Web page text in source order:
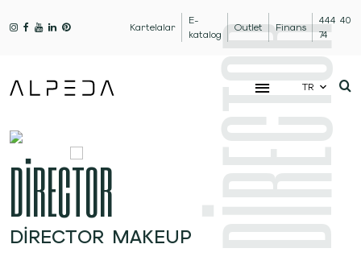
Kartelalar
E-
katalog
Outlet Finans
444 40
74
TR
DİRECTOR
DİRECTOR
DIRECTOR MAKEUP